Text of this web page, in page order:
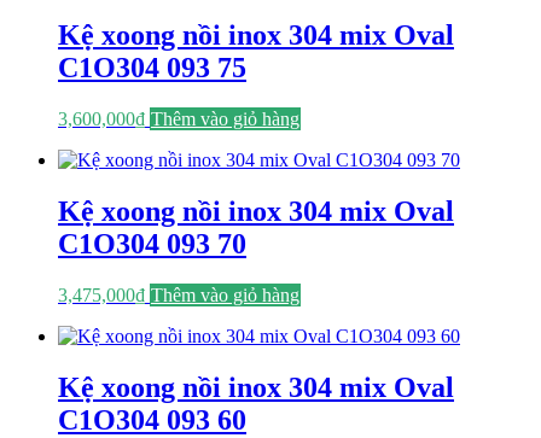
Kệ xoong nồi inox 304 mix Oval
C1O304 093 75
3,600,000₫ Thêm vào giỏ hàng
Kệ xoong nồi inox 304 mix Oval
C1O304 093 70
3,475,000₫ Thêm vào giỏ hàng
Kệ xoong nồi inox 304 mix Oval
C1O304 093 60